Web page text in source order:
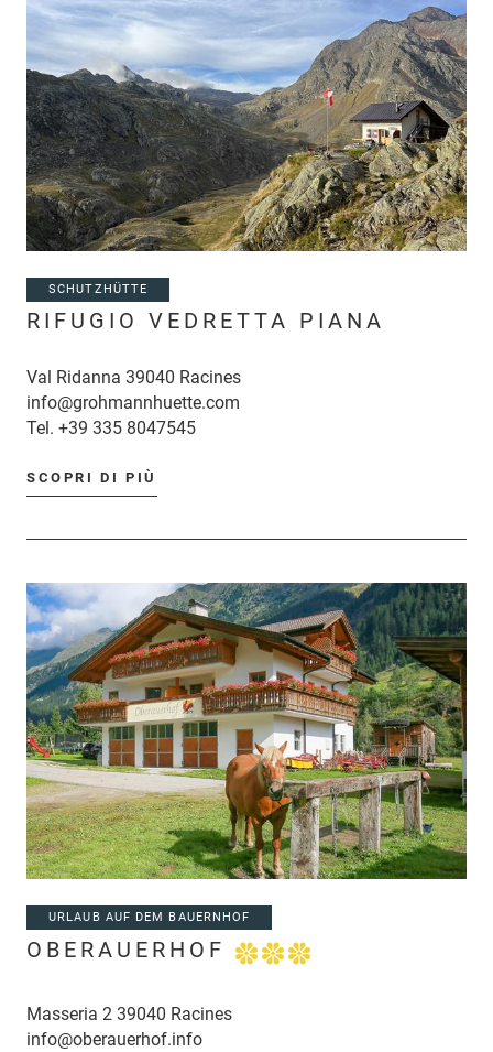
SCHUTZHÜTTE
RIFUGIO VEDRETTA PIANA
Val Ridanna 39040 Racines
info@grohmannhuette.com
Tel. +39 335 8047545
SCOPRI DI PIÙ
URLAUB AUF DEM BAUERNHOF
OBERAUERHOF
Masseria 2 39040 Racines
info@oberauerhof.info